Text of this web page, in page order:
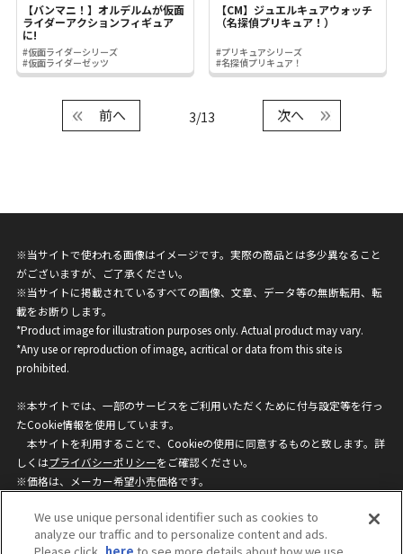
【バンマニ！】オルデルムが仮面
ライダーアクションフィギュア
に!
#仮面ライダーシリーズ
#仮面ライダーゼッツ
【CM】ジュエルキュアウォッチ
（名探偵プリキュア！）
#プリキュアシリーズ
#名探偵プリキュア！
3/13
前へ 次へ
※当サイトで使われる画像はイメージです。実際の商品とは多少異なること
がございますが、ご了承ください。
※当サイトに掲載されているすべての画像、文章、データ等の無断転用、転
載をお断りします。
*Product image for illustration purposes only. Actual product may vary.
*Any use or reproduction of image, acritical or data from this site is
prohibited.
※本サイトでは、一部のサービスをご利用いただくために付与設定等を行っ
たCookie情報を使用しています。
本サイトを利用することで、Cookieの使用に同意するものと致します。詳
しくはプライバシーポリシーをご確認ください。
※価格は、メーカー希望小売価格です。
ざいますのでご了承ください。
We use unique personal identifier such as cookies to
analyze our traffic and to personalize content and ads.